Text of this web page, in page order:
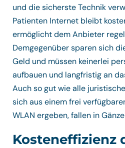
und die sicherste Technik
Patienten Internet bleibt
ermöglicht dem Anbieter
Demgegenüber sparen sich
Geld und müssen keinerlei
aufbauen und langfristig an
Auch so gut wie alle
sich aus einem frei
WLAN ergeben, fallen in
Kosteneffizienz